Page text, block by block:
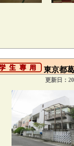
東京都
更新日：